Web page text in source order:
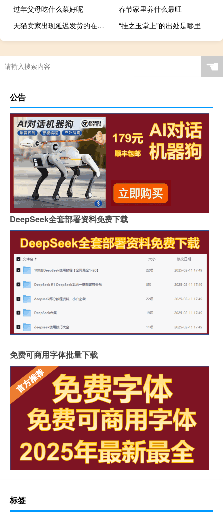
过年父母吃什么菜好呢
春节家里养什么最旺
天猫卖家出现延迟发货的在被扣分的同时还要承担什么
“挂之玉堂上”的出处是哪里
☚
公告
DeepSeek全套部署资料免费下载
免费可商用字体批量下载
标签